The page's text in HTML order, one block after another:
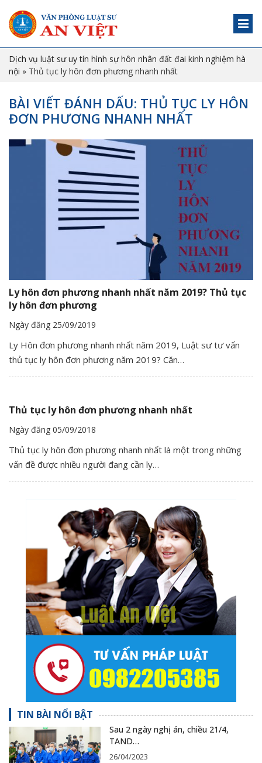
Dịch vụ luật sư uy tín hình sự hôn nhân đất đai kinh nghiệm hà
nội » Thủ tục ly hôn đơn phương nhanh nhất
BÀI VIẾT ĐÁNH DẤU: THỦ TỤC LY HÔN
ĐƠN PHƯƠNG NHANH NHẤT
Ly hôn đơn phương nhanh nhất năm 2019? Thủ tục
ly hôn đơn phương
Ngày đăng 25/09/2019
Ly Hôn đơn phương nhanh nhất năm 2019, Luật sư tư vấn
thủ tục ly hôn đơn phương năm 2019? Căn…
Thủ tục ly hôn đơn phương nhanh nhất
Ngày đăng 05/09/2018
Thủ tục ly hôn đơn phương nhanh nhất là một trong những
vấn đề được nhiều người đang cần ly…
TIN BÀI NỔI BẬT
Sau 2 ngày nghị án, chiều 21/4,
TAND…
26/04/2023